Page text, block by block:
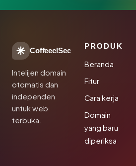
CoffeeclSec
Intelijen domain
otomatis dan
independen
untuk web
terbuka.
PRODUK
Beranda
Fitur
Cara kerja
Domain
yang baru
diperiksa